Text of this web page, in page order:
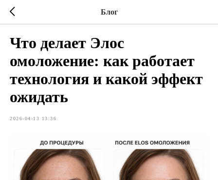
Блог
Что делает Элос
омоложение: как работает
технология и какой эффект
ожидать
2026-04-13 13:36